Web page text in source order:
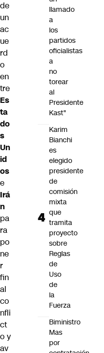
de
un
ac
ue
rd
o
en
tre
Es
ta
do
s
Un
id
os
e
Irá
n
pa
ra
po
ne
r
fin
al
co
nfli
ct
o y
av
llamado
a
los
partidos
oficialistas
a
no
torear
al
Presidente
Kast"
Karim
Bianchi
es
elegido
presidente
de
comisión
mixta
que
tramita
proyecto
sobre
Reglas
de
Uso
de
la
Fuerza
Biministro
Mas
por